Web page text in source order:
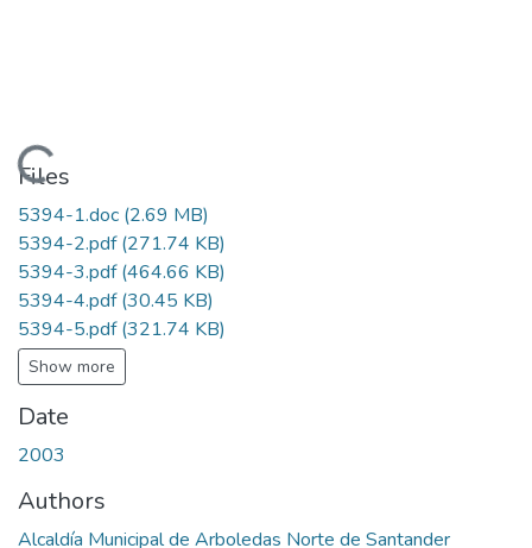
Loading...
Files
5394-1.doc (2.69 MB)
5394-2.pdf(271.74 KB)
5394-3.pdf(464.66 KB)
5394-4.pdf(30.45 KB)
5394-5.pdf(321.74 KB)
Show more
Date
2003
Authors
Alcaldía Municipal de Arboledas Norte de Santander